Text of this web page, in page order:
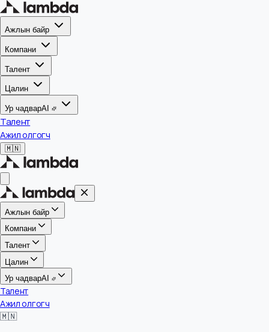
Ажлын байр
Компани
Талент
Цалин
Ур чадварAI
Талент
Ажил олгогч
🇲🇳
Ажлын байр
Компани
Талент
Цалин
Ур чадвар
Талент
Ажил олгогч